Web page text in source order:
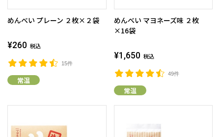
めんべい プレーン ２枚×２袋
15件
¥260 税込
常温
めんべい マヨネーズ味 ２枚
×16袋
49件
¥1,650 税込
常温